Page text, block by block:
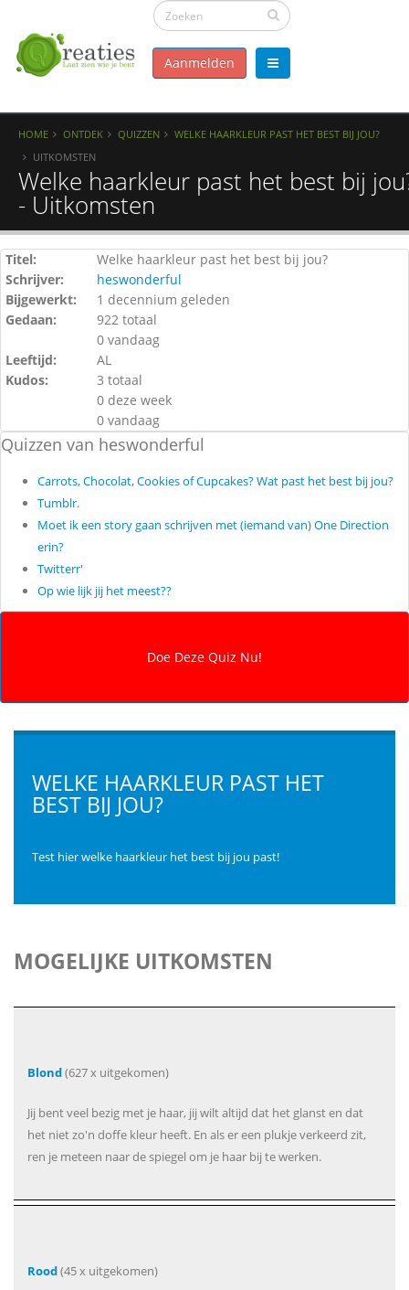
Aanmelden
HOME ONTDEK QUIZZEN
WELKE HAARKLEUR PAST HET BEST BIJ JOU?
UITKOMSTEN
Welke haarkleur past het best bij
- Uitkomsten
Titel:
Welke haarkleur past het best bij jou?
Schrijver:
heswonderful
Bijgewerkt:
1 decennium geleden
Gedaan:
922 totaal
0 vandaag
Leeftijd:
AL
Kudos:
3 totaal
0 deze week
0 vandaag
Quizzen van heswonderful
Carrots, Chocolat, Cookies of Cupcakes? Wat past het best bij jou?
Tumblr.
Moet ik een story gaan schrijven met (iemand van) One Direction
erin?
Twitterr'
Op wie lijk jij het meest??
WELKE HAARKLEUR PAST HET
BEST BIJ JOU?
Test hier welke haarkleur het best bij jou past!
MOGELIJKE UITKOMSTEN
Blond(627 x uitgekomen)
Jij bent veel bezig met je haar, jij wilt altijd dat het glanst en dat
het niet zo'n doffe kleur heeft. En als er een plukje verkeerd zit,
ren je meteen naar de spiegel om je haar bij te werken.
Rood(45 x uitgekomen)